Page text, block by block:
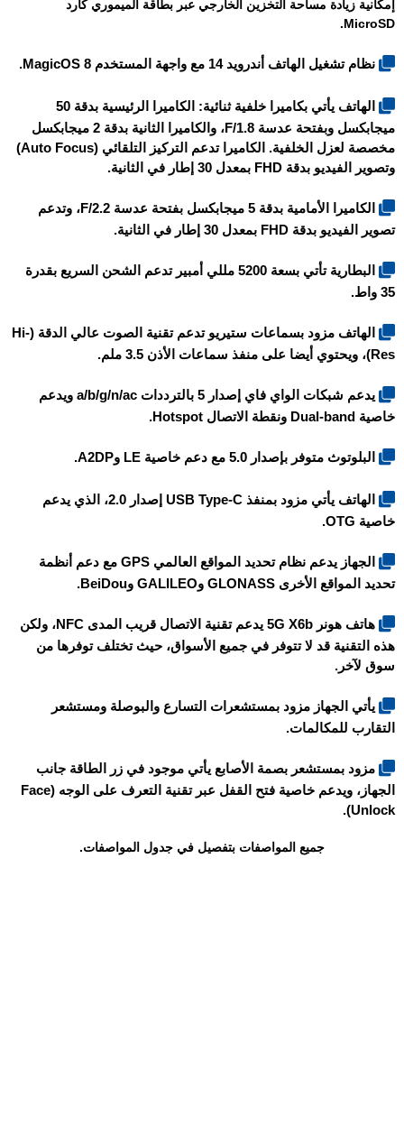
إمكانية زيادة مساحة التخزين الخارجي عبر بطاقة الميموري كارد
MicroSD.
نظام تشغيل الهاتف أندرويد 14 مع واجهة المستخدم MagicOS 8.
الهاتف يأتي بكاميرا خلفية ثنائية: الكاميرا الرئيسية بدقة 50
ميجابكسل وبفتحة عدسة F/1.8، والكاميرا الثانية بدقة 2 ميجابكسل
مخصصة لعزل الخلفية. الكاميرا تدعم التركيز التلقائي (Auto Focus)
وتصوير الفيديو بدقة FHD بمعدل 30 إطار في الثانية.
الكاميرا الأمامية بدقة 5 ميجابكسل بفتحة عدسة F/2.2، وتدعم
تصوير الفيديو بدقة FHD بمعدل 30 إطار في الثانية.
البطارية تأتي بسعة 5200 مللي أمبير تدعم الشحن السريع بقدرة
35 واط.
الهاتف مزود بسماعات ستيريو تدعم تقنية الصوت عالي الدقة (Hi-
Res)، ويحتوي أيضا على منفذ سماعات الأذن 3.5 ملم.
يدعم شبكات الواي فاي إصدار 5 بالترددات a/b/g/n/ac ويدعم
خاصية Dual-band ونقطة الاتصال Hotspot.
البلوتوث متوفر بإصدار 5.0 مع دعم خاصية LE وA2DP.
الهاتف يأتي مزود بمنفذ USB Type-C إصدار 2.0، الذي يدعم
خاصية OTG.
الجهاز يدعم نظام تحديد المواقع العالمي GPS مع دعم أنظمة
تحديد المواقع الأخرى GLONASS وGALILEO وBeiDou.
هاتف هونر 5G X6b
يدعم تقنية الاتصال قريب المدى NFC، ولكن
هذه التقنية قد لا تتوفر في جميع الأسواق، حيث تختلف توفرها من
سوق لآخر.
يأتي الجهاز مزود بمستشعرات التسارع والبوصلة ومستشعر
التقارب للمكالمات.
مزود بمستشعر بصمة الأصابع يأتي موجود في زر الطاقة جانب
الجهاز، ويدعم خاصية فتح القفل عبر تقنية التعرف على الوجه (Face
Unlock).
جميع المواصفات بتفصيل في جدول المواصفات.